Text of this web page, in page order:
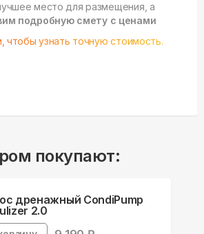
место для размещения, а
подробную смету с ценами
чтобы узнать точную стоимость.
покупают:
дренажный CondiPump
2.0